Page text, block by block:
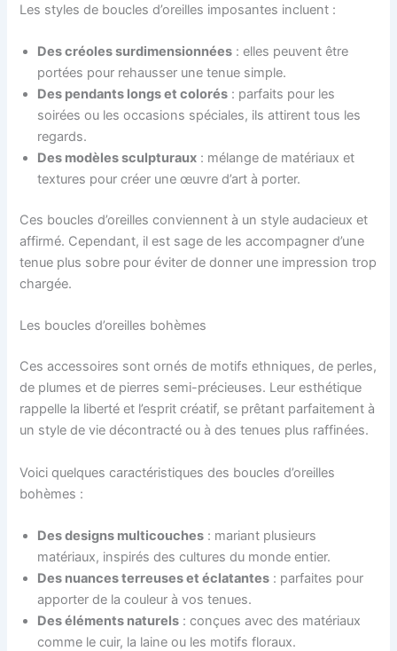
Les styles de boucles d’oreilles imposantes incluent :
Des créoles surdimensionnées : elles peuvent être
portées pour rehausser une tenue simple.
Des pendants longs et colorés : parfaits pour les
soirées ou les occasions spéciales, ils attirent tous les
regards.
Des modèles sculpturaux : mélange de matériaux et
textures pour créer une œuvre d’art à porter.
Ces boucles d’oreilles conviennent à un style audacieux et
affirmé. Cependant, il est sage de les accompagner d’une
tenue plus sobre pour éviter de donner une impression trop
chargée.
Les boucles d’oreilles bohèmes
Ces accessoires sont ornés de motifs ethniques, de perles,
de plumes et de pierres semi-précieuses. Leur esthétique
rappelle la liberté et l’esprit créatif, se prêtant parfaitement à
un style de vie décontracté ou à des tenues plus raffinées.
Voici quelques caractéristiques des boucles d’oreilles
bohèmes :
Des designs multicouches : mariant plusieurs
matériaux, inspirés des cultures du monde entier.
Des nuances terreuses et éclatantes : parfaites pour
apporter de la couleur à vos tenues.
Des éléments naturels : conçues avec des matériaux
comme le cuir, la laine ou les motifs floraux.